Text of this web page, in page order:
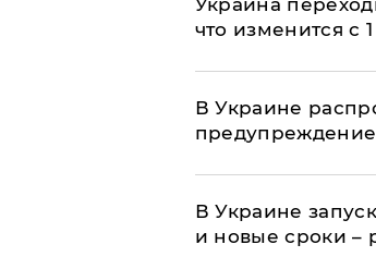
что изменится с
В Украине
В Украине
и новые сроки –